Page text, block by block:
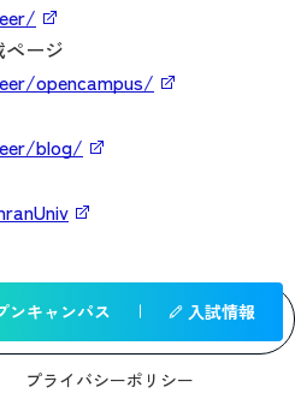
ージ
opencampus/
blog/
ンキャンパス 入試情報
プライバシーポリシー